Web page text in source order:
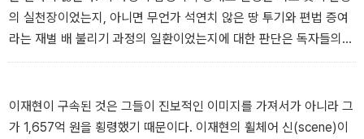
의 실천장이었는지, 아니면 무언가 석연치 않은 땅 투기와 편법 증여
라는 재벌 배 불리기 과정의 일환이었는지에 대한 판단은 독자들의
몫이다.
이재현이 구속된 것은 그들이 진보적인 이미지를 가져서가 아니라 그
가 1,657억 원을 횡령했기 때문이다. 이재현의 휠체어 신(scene)이